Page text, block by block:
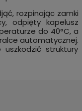
rozpinając zamki
odpięty kapelusz
do 40°C, a
automatycznej.
struktury